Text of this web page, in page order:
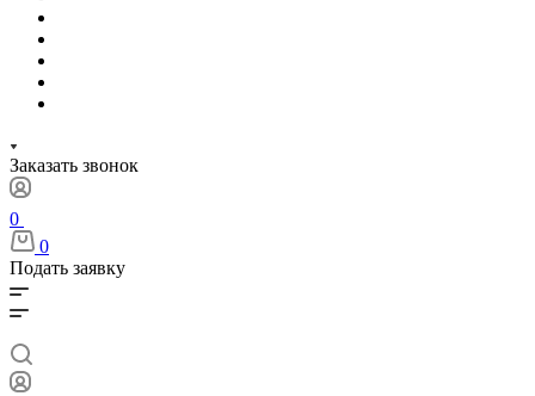
Заказать звонок
0
0
Подать заявку